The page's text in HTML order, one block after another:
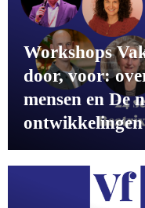
Workshops
door, voor:
mensen en De